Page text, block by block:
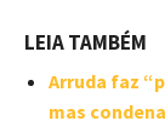
LEIA TAMBÉM
Arruda faz
mas